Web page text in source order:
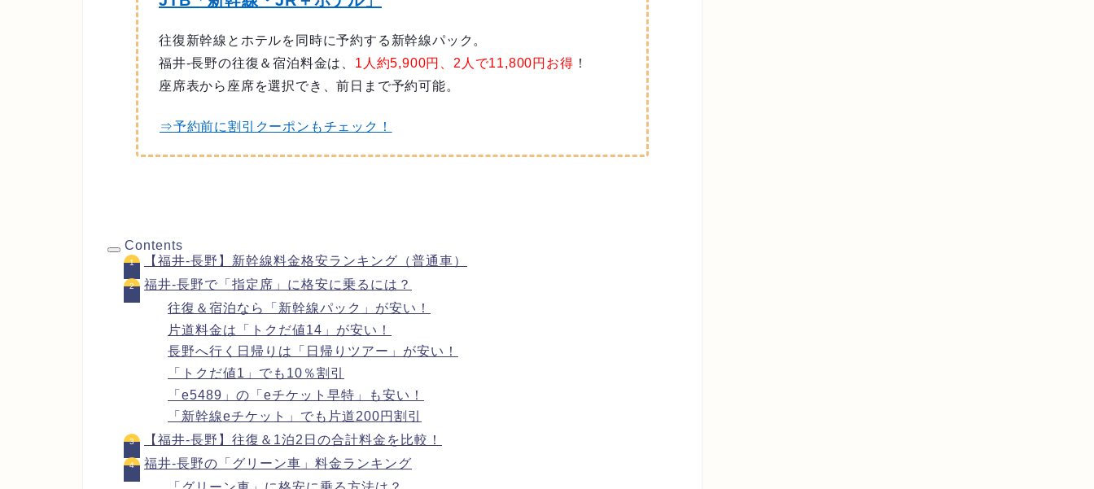
往復新幹線とホテルを同時に予約する新幹線パック。
福井-長野の往復＆宿泊料金は、 1人約5,900円、2人で11,800円お得 ！
座席表から座席を選択でき、前日まで予約可能。
⇒予約前に割引クーポンもチェック！
Contents
【福井-長野】新幹線料金格安ランキング（普通車）
福井-長野で「指定席」に格安に乗るには？
往復＆宿泊なら「新幹線パック」が安い！
片道料金は「トクだ値14」が安い！
長野へ行く日帰りは「日帰りツアー」が安い！
「トクだ値1」でも10％割引
「e5489」の「eチケット早特」も安い！
「新幹線eチケット」でも片道200円割引
【福井-長野】往復＆1泊2日の合計料金を比較！
福井-長野の「グリーン車」料金ランキング